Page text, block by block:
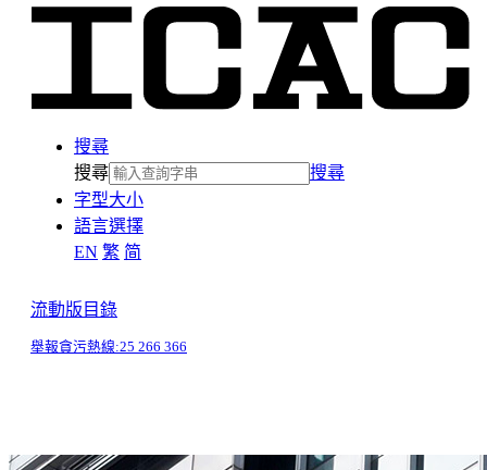
搜尋
搜尋
搜尋
字型大小
語言選擇
EN 繁 简
流動版目錄
舉報貪污熱線:25 266 366